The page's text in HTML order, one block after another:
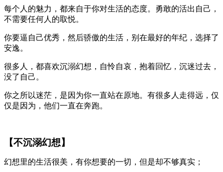
每个人的魅力，都来自于你对生活的态度。勇敢的活出自己，
不需要任何人的取悦。
你要逼自己优秀，然后骄傲的生活，别在最好的年纪，选择了
安逸。
很多人，都喜欢沉溺幻想，自怜自哀，抱着回忆，沉迷过去，
没了自己。
你之所以迷茫，是因为你一直站在原地。有很多人走得远，仅
仅是因为，他们一直在奔跑。
【不沉溺幻想】
幻想里的生活很美，有你想要的一切，但是却不够真实；